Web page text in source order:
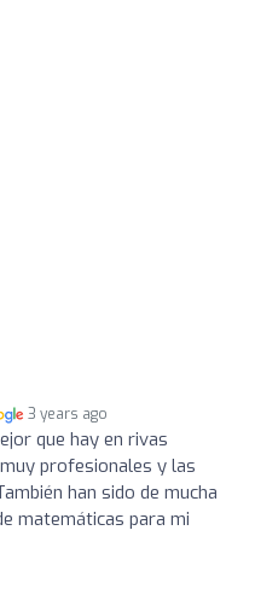
3 years ago
que hay en rivas
profesionales y las
han sido de mucha
matemáticas para mi